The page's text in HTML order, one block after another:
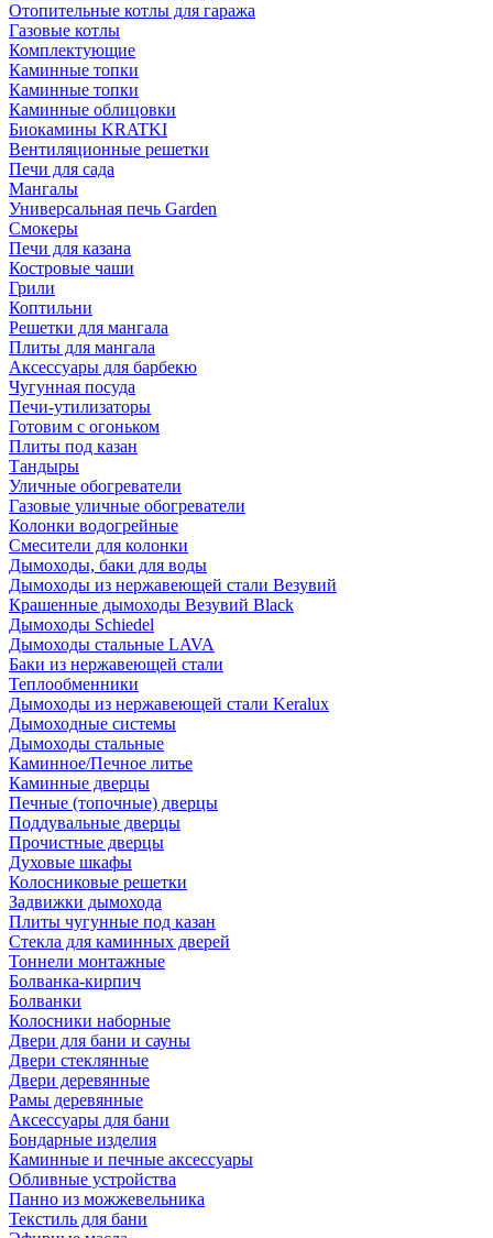
Отопительные котлы для гаража
Газовые котлы
Комплектующие
Каминные топки
Каминные топки
Каминные облицовки
Биокамины KRATKI
Вентиляционные решетки
Печи для сада
Мангалы
Универсальная печь Garden
Смокеры
Печи для казана
Костровые чаши
Грили
Коптильни
Решетки для мангала
Плиты для мангала
Аксессуары для барбекю
Чугунная посуда
Печи-утилизаторы
Готовим с огоньком
Плиты под казан
Тандыры
Уличные обогреватели
Газовые уличные обогреватели
Колонки водогрейные
Смесители для колонки
Дымоходы, баки для воды
Дымоходы из нержавеющей стали Везувий
Крашенные дымоходы Везувий Black
Дымоходы Schiedel
Дымоходы стальные LAVA
Баки из нержавеющей стали
Теплообменники
Дымоходы из нержавеющей стали Keralux
Дымоходные системы
Дымоходы стальные
Каминное/Печное литье
Каминные дверцы
Печные (топочные) дверцы
Поддувальные дверцы
Прочистные дверцы
Духовые шкафы
Колосниковые решетки
Задвижки дымохода
Плиты чугунные под казан
Стекла для каминных дверей
Тоннели монтажные
Болванка-кирпич
Болванки
Колосники наборные
Двери для бани и сауны
Двери стеклянные
Двери деревянные
Рамы деревянные
Аксессуары для бани
Бондарные изделия
Каминные и печные аксессуары
Обливные устройства
Панно из можжевельника
Текстиль для бани